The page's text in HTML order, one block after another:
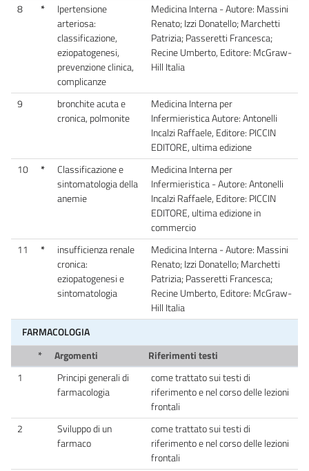
8
*
Ipertensione
arteriosa:
classificazione,
eziopatogenesi,
prevenzione clinica,
complicanze
Medicina Interna - Autore: Massini
Renato; Izzi Donatello; Marchetti
Patrizia; Passeretti Francesca;
Recine Umberto, Editore: McGraw-
Hill Italia
9
bronchite acuta e
cronica, polmonite
Medicina Interna per
Infermieristica Autore: Antonelli
Incalzi Raffaele, Editore: PICCIN
EDITORE, ultima edizione
10
*
Classificazione e
sintomatologia della
anemie
Medicina Interna per
Infermieristica - Autore: Antonelli
Incalzi Raffaele, Editore: PICCIN
EDITORE, ultima edizione in
commercio
11
*
insufficienza renale
cronica:
eziopatogenesi e
sintomatologia
Medicina Interna - Autore: Massini
Renato; Izzi Donatello; Marchetti
Patrizia; Passeretti Francesca;
Recine Umberto, Editore: McGraw-
Hill Italia
FARMACOLOGIA
*
Argomenti
Riferimenti testi
1
Principi generali di
farmacologia
come trattato sui testi di
riferimento e nel corso delle lezioni
frontali
2
Sviluppo di un
farmaco
come trattato sui testi di
riferimento e nel corso delle lezioni
frontali